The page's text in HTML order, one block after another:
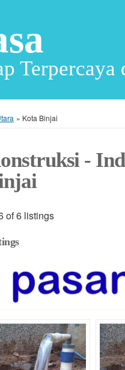
» Kota Binjai
-
of 6 listings